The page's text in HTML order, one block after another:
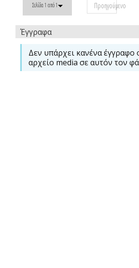
Σελίδα 1 από 1 Προηγούμενο
Έγγραφα
Δεν υπάρχει κανένα έγγραφο
αρχείο media σε αυτόν τον